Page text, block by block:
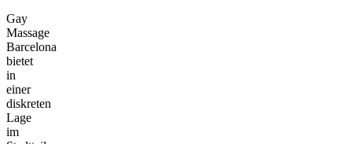
Gay
Massage
Barcelona
bietet
in
einer
diskreten
Lage
im